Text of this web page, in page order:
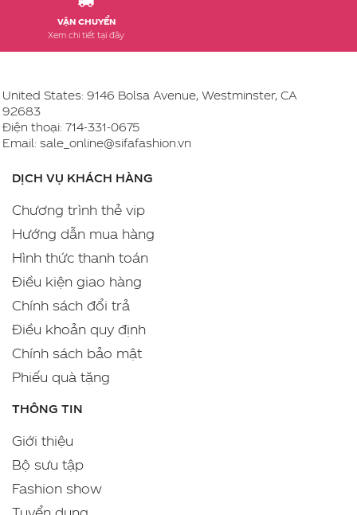
VẬN CHUYỂN
Xem chi tiết tại đây
United States: 9146 Bolsa Avenue, Westminster, CA
92683
Điện thoại: 714-331-0675
Email: sale_online@sifafashion.vn
DỊCH VỤ KHÁCH HÀNG
Chương trình thẻ vip
Hướng dẫn mua hàng
Hình thức thanh toán
Điều kiện giao hàng
Chính sách đổi trả
Điều khoản quy định
Chính sách bảo mật
Phiếu quà tặng
THÔNG TIN
Giới thiệu
Bộ sưu tập
Fashion show